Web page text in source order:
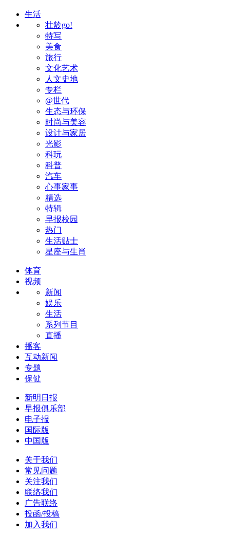
生活
壮龄go!
特写
美食
旅行
文化艺术
人文史地
专栏
@世代
生态与环保
时尚与美容
设计与家居
光影
科玩
科普
汽车
心事家事
精选
特辑
早报校园
热门
生活贴士
星座与生肖
体育
视频
新闻
娱乐
生活
系列节目
直播
播客
互动新闻
专题
保健
新明日报
早报俱乐部
电子报
国际版
中国版
关于我们
常见问题
关注我们
联络我们
广告联络
投函/投稿
加入我们